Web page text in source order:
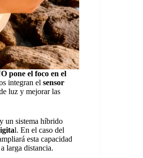
pone el foco en el
integran el sensor
luz y mejorar las
y un sistema híbrido
l. En el caso del
esta capacidad
larga distancia.